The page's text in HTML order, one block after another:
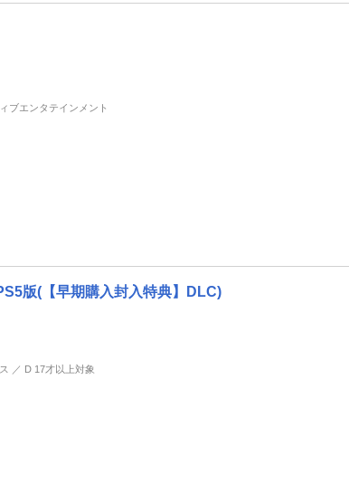
ブエンタテインメント
版(【早期購入封入特典】DLC)
／ D 17才以上対象